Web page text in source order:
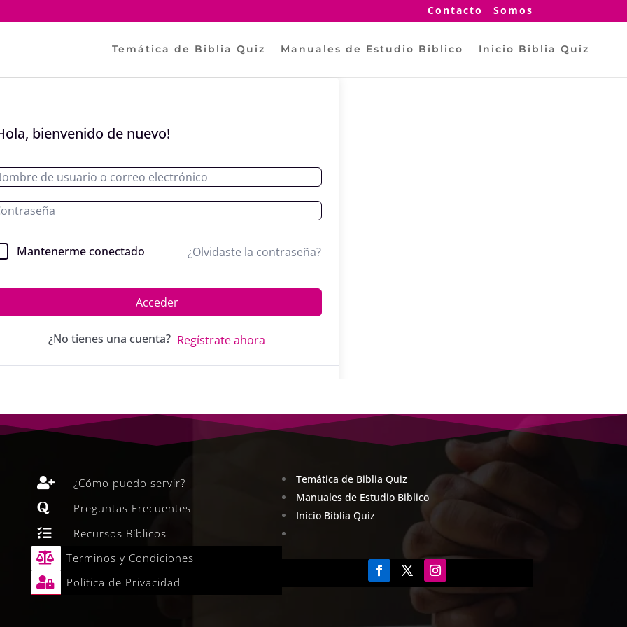
Contacto Somos
Temática de Biblia Quiz Manuales de Estudio Biblico Inicio Biblia Quiz
bienvenido de nuevo!
Mantenerme conectado ¿Olvidaste la contraseña?
Acceder
¿No tienes una cuenta? Regístrate ahora
 ¿Cómo puedo servir?
 Preguntas Frecuentes
 Recursos Bíblicos
 Terminos y Condiciones
 Política de Privacidad
Temática de Biblia Quiz
Manuales de Estudio Biblico
Inicio Biblia Quiz